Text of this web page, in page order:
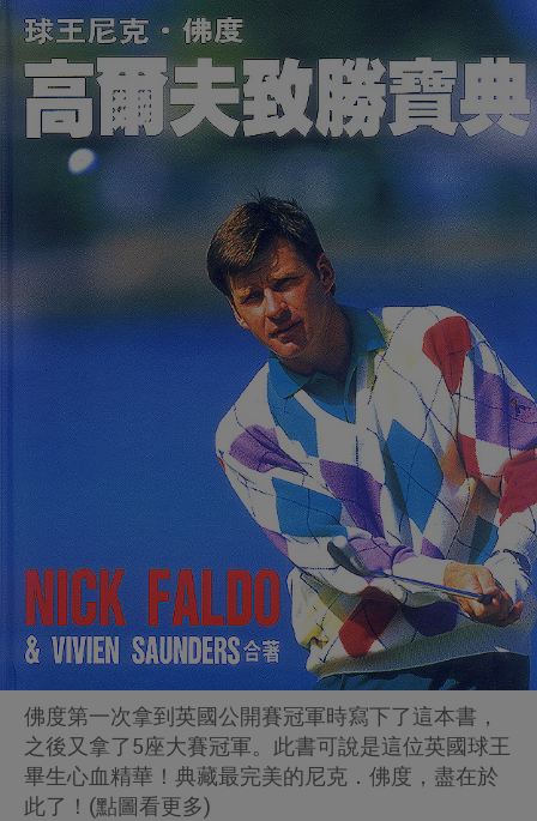
佛度第一次拿到英國公開賽冠軍時寫下了這本書，
之後又拿了5座大賽冠軍。此書可說是這位英國球王
畢生心血精華！典藏最完美的尼克．佛度，盡在於
此了！(點圖看更多)